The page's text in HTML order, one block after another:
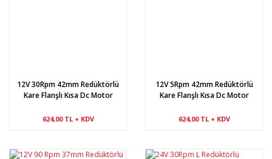
12V 30Rpm 42mm Redüktörlü
Kare Flanşlı Kısa Dc Motor
624,00 TL + KDV
12V 5Rpm 42mm Redüktörlü
Kare Flanşlı Kısa Dc Motor
624,00 TL + KDV